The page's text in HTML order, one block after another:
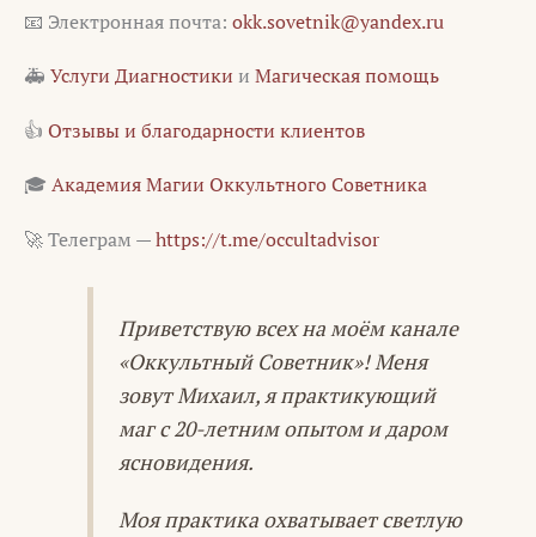
📧 Электронная почта: okk.sovetnik@yandex.ru
🚑 Услуги Диагностики и Магическая помощь
👍 Отзывы и благодарности клиентов
🎓 Академия Магии Оккультного Советника
🚀 Телеграм —https://t.me/occultadvisor
Приветствую всех на моём канале
«Оккультный Советник»! Меня
зовут Михаил, я практикующий
маг с 20-летним опытом и даром
ясновидения.
Моя практика охватывает светлую